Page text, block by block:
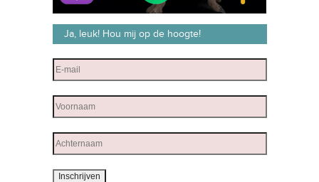
Ja, leuk! Hou mij op de hoogte!